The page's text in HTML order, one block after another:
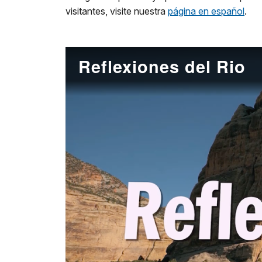
visitantes, visite nuestra página en español.
Reflexiones del Rio